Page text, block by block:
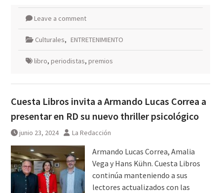
Leave a comment
Culturales, ENTRETENIMIENTO
libro, periodistas, premios
Cuesta Libros invita a Armando Lucas Correa a
presentar en RD su nuevo thriller psicológico
junio 23, 2024 La Redacción
Armando Lucas Correa, Amalia
Vega y Hans Kühn. Cuesta Libros
continúa manteniendo a sus
lectores actualizados con las